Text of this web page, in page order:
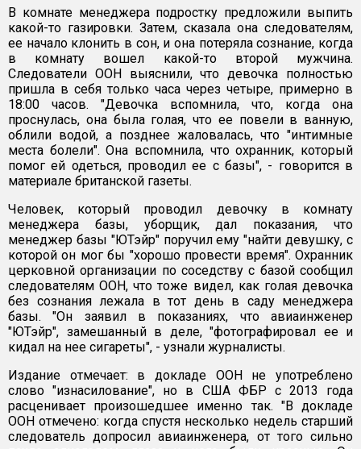
В комнате менеджера подростку предложили выпить
какой-то газировки. Затем, сказала она следователям,
ее начало клонить в сон, и она потеряла сознание, когда
в комнату вошел какой-то второй мужчина.
Следователи ООН выяснили, что девочка полностью
пришла в себя только часа через четыре, примерно в
18:00 часов. "Девочка вспомнила, что, когда она
проснулась, она была голая, что ее повели в ванную,
облили водой, а позднее жаловалась, что "интимные
места болели". Она вспомнила, что охранник, который
помог ей одеться, проводил ее с базы", - говорится в
материале британской газеты.
Человек, который проводил девочку в комнату
менеджера базы, уборщик, дал показания, что
менеджер базы "ЮТэйр" поручил ему "найти девушку, с
которой он мог бы "хорошо провести время". Охранник
церковной организации по соседству с базой сообщил
следователям ООН, что тоже видел, как голая девочка
без сознания лежала в тот день в саду менеджера
базы. "Он заявил в показаниях, что авиаинженер
"ЮТэйр", замешанный в деле, "фотографировал ее и
кидал на нее сигареты", - узнали журналисты.
Издание отмечает: в докладе ООН не употреблено
слово "изнасилование", но в США ФБР с 2013 года
расценивает произошедшее именно так. "В докладе
ООН отмечено: когда спустя несколько недель старший
следователь допросил авиаинженера, от того сильно